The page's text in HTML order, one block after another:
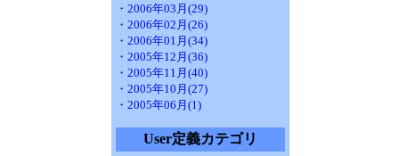
・2006年03月(29)
・2006年02月(26)
・2006年01月(34)
・2005年12月(36)
・2005年11月(40)
・2005年10月(27)
・2005年06月(1)
User定義カテゴリ